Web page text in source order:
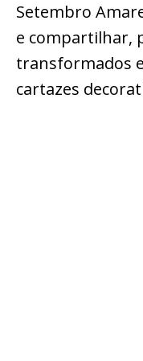
Setembro
e compartilhar,
transformados
cartazes